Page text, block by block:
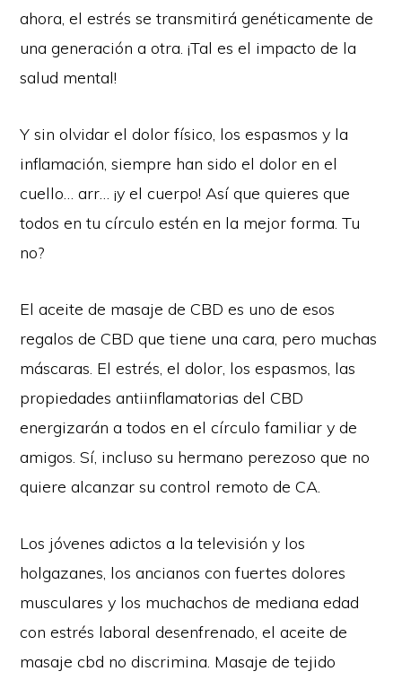
ahora, el estrés se transmitirá genéticamente de
una generación a otra. ¡Tal es el impacto de la
salud mental!
Y sin olvidar el dolor físico, los espasmos y la
inflamación, siempre han sido el dolor en el
cuello… arr… ¡y el cuerpo! Así que quieres que
todos en tu círculo estén en la mejor forma. Tu
no?
El aceite de masaje de CBD es uno de esos
regalos de CBD que tiene una cara, pero muchas
máscaras. El estrés, el dolor, los espasmos, las
propiedades antiinflamatorias del CBD
energizarán a todos en el círculo familiar y de
amigos. Sí, incluso su hermano perezoso que no
quiere alcanzar su control remoto de CA.
Los jóvenes adictos a la televisión y los
holgazanes, los ancianos con fuertes dolores
musculares y los muchachos de mediana edad
con estrés laboral desenfrenado, el aceite de
masaje cbd no discrimina. Masaje de tejido